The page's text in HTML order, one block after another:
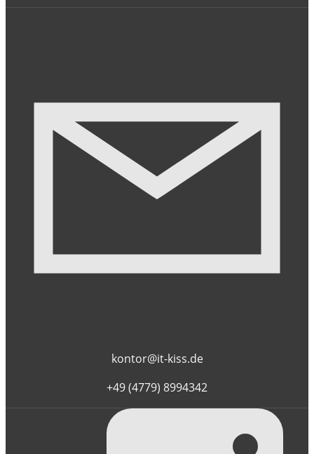
kontor@it-kiss.de
+49 (4779) 8994342